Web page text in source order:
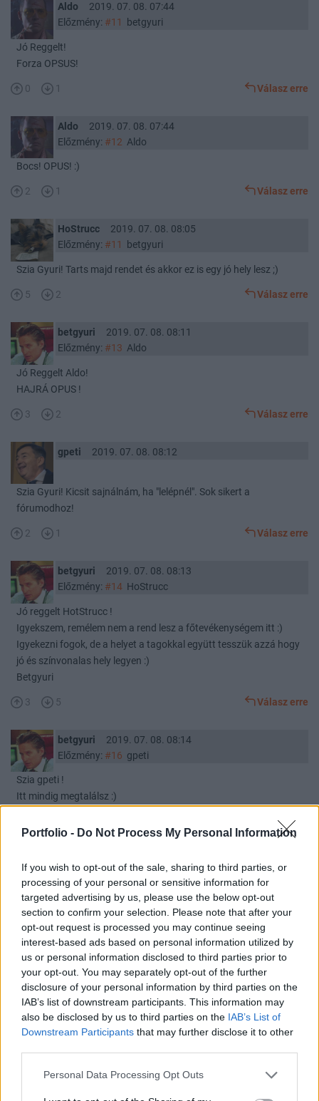
Portfolio - Do Not Process My Personal Information
If you wish to opt-out of the sale, sharing to third parties, or
processing of your personal or sensitive information for
targeted advertising by us, please use the below opt-out
section to confirm your selection. Please note that after your
opt-out request is processed you may continue seeing
interest-based ads based on personal information utilized by
us or personal information disclosed to third parties prior to
your opt-out. You may separately opt-out of the further
disclosure of your personal information by third parties on the
IAB’s list of downstream participants. This information may
also be disclosed by us to third parties on the IAB’s List of
Downstream Participants that may further disclose it to other
Personal Data Processing Opt Outs
Aldo
2019. 07. 08. 07:44
Előzmény: #11 betgyuri
Jó Reggelt!
Forza OPSUS!
0 1 Válasz erre
Aldo
2019. 07. 08. 07:44
Előzmény: #12 Aldo
Bocs! OPUS! :)
2 1 Válasz erre
HoStrucc
2019. 07. 08. 08:05
Előzmény: #11 betgyuri
Szia Gyuri! Tarts majd rendet és akkor ez is egy jó hely lesz ;)
5 2 Válasz erre
betgyuri
2019. 07. 08. 08:11
Előzmény: #13 Aldo
Jó Reggelt Aldo!
HAJRÁ OPUS !
3 2 Válasz erre
gpeti 2019. 07. 08. 08:12
Szia Gyuri! Kicsit sajnálnám, ha "lelépnél". Sok sikert a
fórumodhoz!
2 1 Válasz erre
betgyuri
2019. 07. 08. 08:13
Előzmény: #14HoStrucc
Jó reggelt HotStrucc !
Igyekszem, remélem nem a rend lesz a főtevékenységem itt :)
Igyekezni fogok, de a helyet a tagokkal együtt tesszük azzá hogy
jó és színvonalas hely legyen :)
Betgyuri
3 5 Válasz erre
betgyuri
2019. 07. 08. 08:14
Előzmény: #16 gpeti
Szia gpeti !
Itt mindig megtalálsz :)
Hajrá OPUS !
2 5 Válasz erre
zox69
2019. 07. 08. 08:15
Előzmény:#2betgyuri
Jó reggelt minden Opus barátnak, jó reggelt Gyuri.
2 4 Válasz erre
ezis 2019. 07. 08. 08:16
Jó reggelt!
Kiszúrtál velem Gyuri!!!! Most nézzek két topikot??? 😀 persze